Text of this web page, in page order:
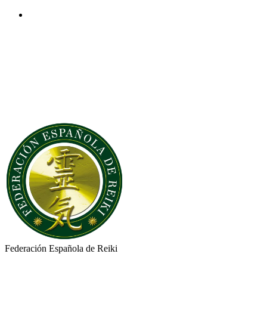
Federación Española de Reiki